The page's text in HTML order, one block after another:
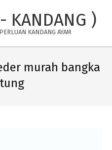
KANDANG )
KANDANG AYAM
murah bangka